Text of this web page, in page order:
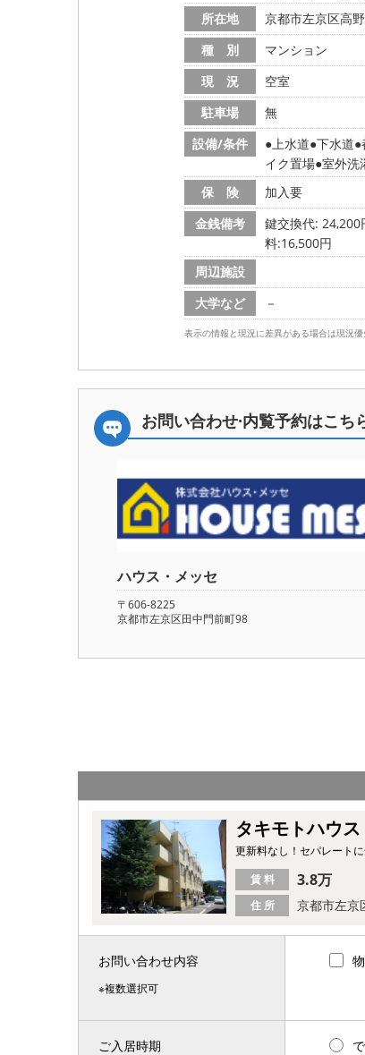
所在地
京都市左京区高
種 別
マンション
現 況
空室
駐車場
無
設備/条件
上水道 下水道
イク置場 室外洗
保 険
加入要
金銭備考
鍵交換代: 24,200
料:16,500円
周辺施設
大学など
－
表示の情報と現況に差異がある場合は現況優
お問い合わせ·内覧予約はこち
ハウス・メッセ
〒606-8225
京都市左京区田中門前町98
タキモトハウス
更新料なし！セパレート
住 所 京都市左京
賃 料 3.8万
お問い合わせ内容
※複数選択可
ご入居時期